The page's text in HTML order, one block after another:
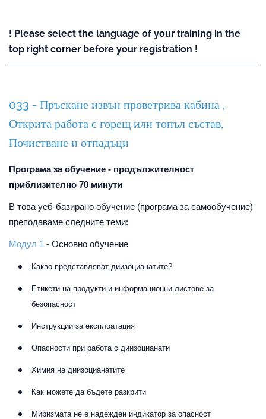
! Please select the language of your training in the
top right corner before your registration !
033 - Пръскане извън проветрива кабина ,
Открита работа с горещ или топъл състав,
Почистване и отпадъци
Програма за обучение - продължителност
приблизително 70 минути
В това уеб-базирано обучение (програма за самообучение)
преподаваме следните теми:
Модул 1 - Основно обучение
Какво представляват диизоцианатите?
Етикети на продукти и информационни листове за
безопасност
Инструкции за експлоатация
Опасности при работа с диизоцианати
Химия на диизоцианатите
Как можете да бъдете разкрити
Миризмата не е надежден индикатор за опасност